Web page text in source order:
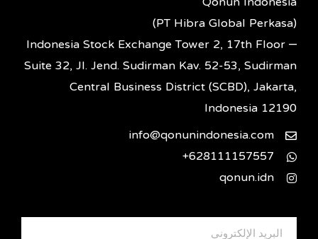
(PT Hibra Global Perkasa)
Indonesia Stock Exchange Tower 2, 17th Floor –
Suite 32, Jl. Jend. Sudirman Kav. 52-53, Sudirman
Central Business District (SCBD), Jakarta,
Indonesia 12190
info@qonunindonesia.com
628111157557+
qonun.idn